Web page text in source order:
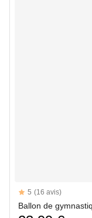
Reviews
5 out of 5 stars
5 (16 avis)
Ballon de